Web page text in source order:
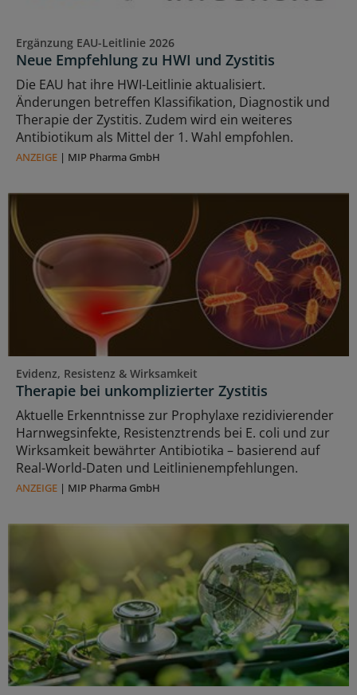
Ergänzung EAU-Leitlinie 2026
Neue Empfehlung zu HWI und Zystitis
Die EAU hat ihre HWI-Leitlinie aktualisiert.
Änderungen betreffen Klassifikation, Diagnostik und
Therapie der Zystitis. Zudem wird ein weiteres
Antibiotikum als Mittel der 1. Wahl empfohlen.
ANZEIGE | MIP Pharma GmbH
Evidenz, Resistenz & Wirksamkeit
Therapie bei unkomplizierter Zystitis
Aktuelle Erkenntnisse zur Prophylaxe rezidivierender
Harnwegsinfekte, Resistenztrends bei E. coli und zur
Wirksamkeit bewährter Antibiotika – basierend auf
Real-World-Daten und Leitlinienempfehlungen.
ANZEIGE | MIP Pharma GmbH